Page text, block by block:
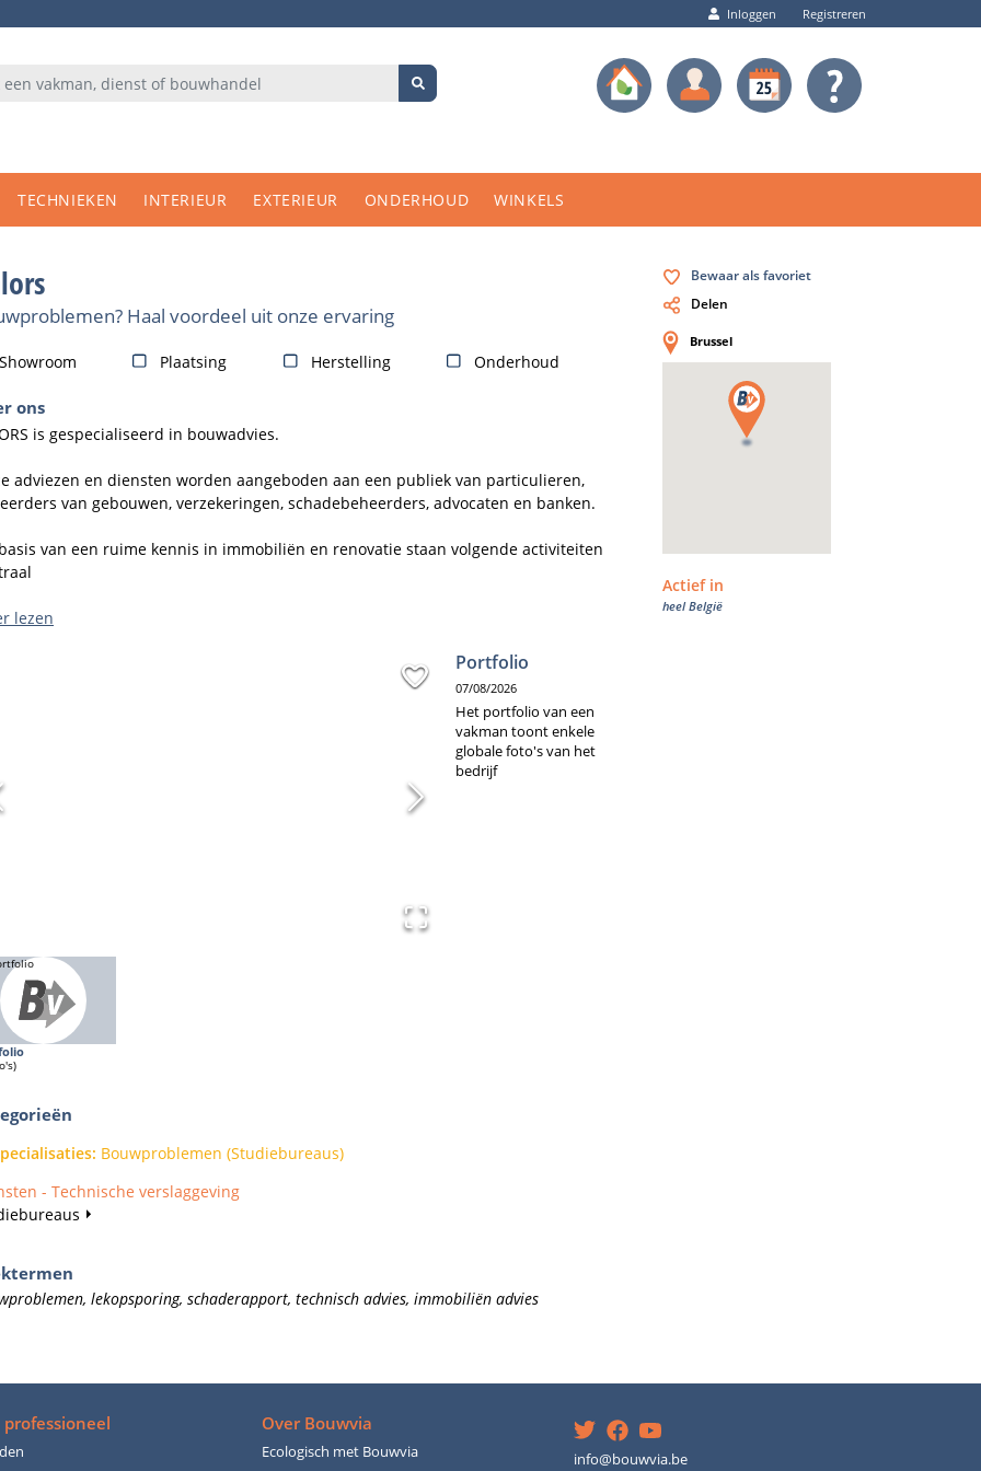
Inloggen Registreren
TECHNIEKEN INTERIEUR EXTERIEUR ONDERHOUD WINKELS
Haal voordeel uit onze ervaring
Showroom Plaatsing Herstelling Onderhoud
ons
is gespecialiseerd in bouwadvies.
adviezen en diensten worden aangeboden aan een publiek van particulieren,
van gebouwen, verzekeringen, schadebeheerders, advocaten en banken.
van een ruime kennis in immobiliën en renovatie staan volgende activiteiten
van vocht, condensatie en andere bouwproblemen.
staat voor 30 jaar ervaring, een snelle reactie en een gedegen advies.
lezen
Portfolio
07/08/2026
Het portfolio van een
vakman toont enkele
globale foto's van het
bedrijf
: Bouwproblemen (Studiebureaus)
- Technische verslaggeving
lekopsporing, schaderapport, technisch advies, immobiliën advies
Bewaar als favoriet
Delen
Brussel
Actief in
heel België
Over Bouwvia
Ecologisch met Bouwvia info@bouwvia.be